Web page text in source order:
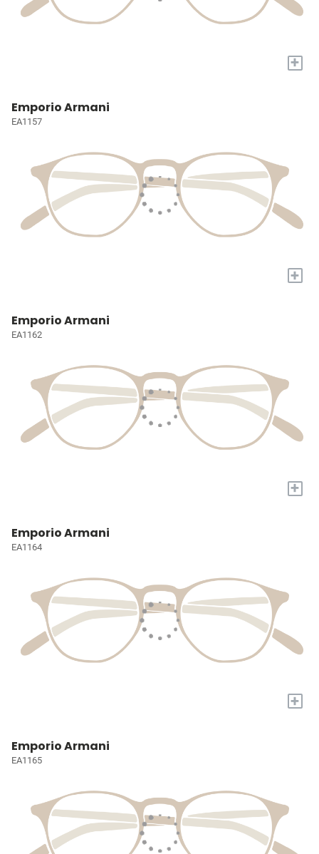
+
Emporio Armani
EA1157
+
Emporio Armani
EA1162
+
Emporio Armani
EA1164
+
Emporio Armani
EA1165